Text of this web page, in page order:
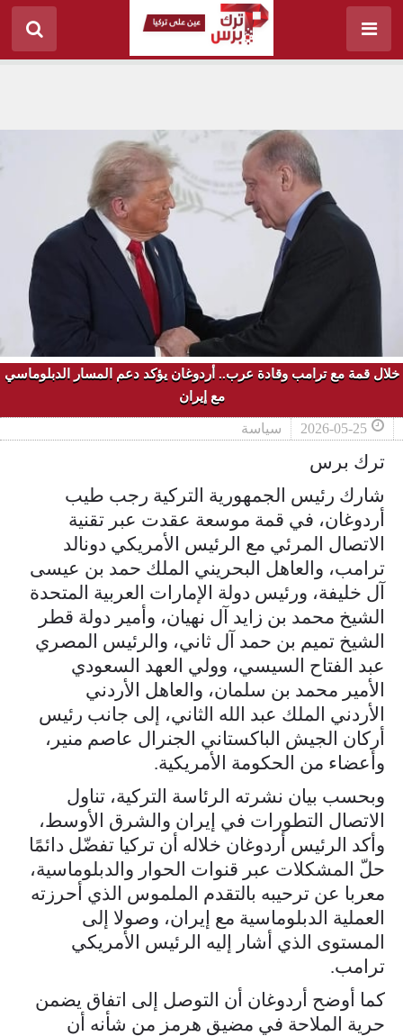
خلال قمة مع ترامب وقادة عرب.. أردوغان يؤكد دعم المسار الدبلوماسي
مع إيران
2026-05-25 سياسة
ترك برس
شارك رئيس الجمهورية التركية رجب طيب
أردوغان، في قمة موسعة عقدت عبر تقنية
الاتصال المرئي مع الرئيس الأمريكي دونالد
ترامب، والعاهل البحريني الملك حمد بن عيسى
آل خليفة، ورئيس دولة الإمارات العربية المتحدة
الشيخ محمد بن زايد آل نهيان، وأمير دولة قطر
الشيخ تميم بن حمد آل ثاني، والرئيس المصري
عبد الفتاح السيسي، وولي العهد السعودي
الأمير محمد بن سلمان، والعاهل الأردني
الأردني الملك عبد الله الثاني، إلى جانب رئيس
أركان الجيش الباكستاني الجنرال عاصم منير،
وأعضاء من الحكومة الأمريكية.
وبحسب بيان نشرته الرئاسة التركية، تناول
الاتصال التطورات في إيران والشرق الأوسط،
وأكد الرئيس أردوغان خلاله أن تركيا تفضّل دائمًا
حلّ المشكلات عبر قنوات الحوار والدبلوماسية،
معربا عن ترحيبه بالتقدم الملموس الذي أحرزته
العملية الدبلوماسية مع إيران، وصولا إلى
المستوى الذي أشار إليه الرئيس الأمريكي
ترامب.
كما أوضح أردوغان أن التوصل إلى اتفاق يضمن
حرية الملاحة في مضيق هرمز من شأنه أن